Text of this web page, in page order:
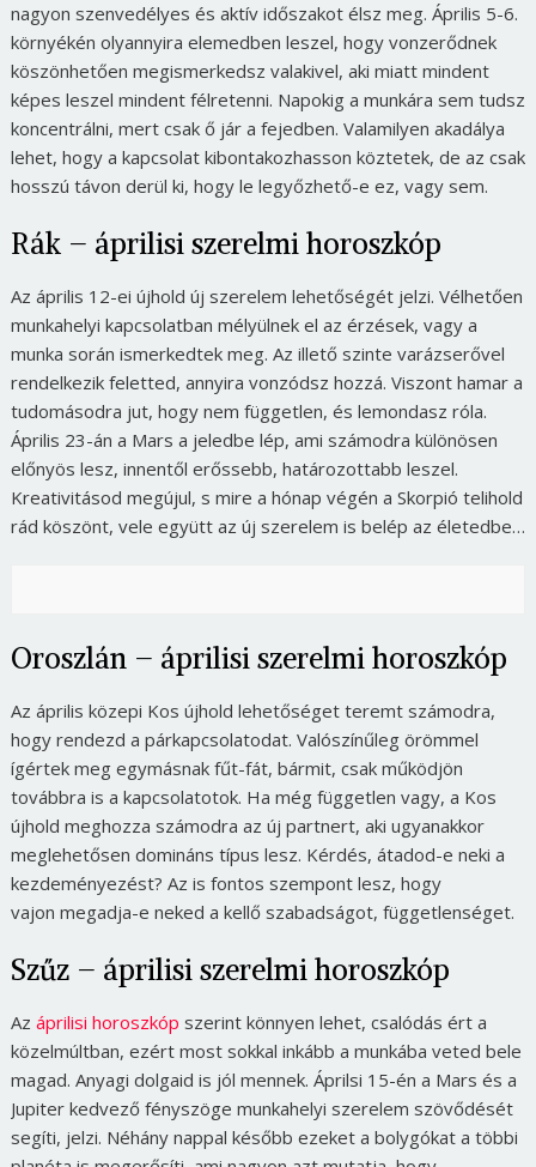
nagyon szenvedélyes és aktív időszakot élsz meg. Április 5-6.
környékén olyannyira elemedben leszel, hogy vonzerődnek
köszönhetően megismerkedsz valakivel, aki miatt mindent
képes leszel mindent félretenni. Napokig a munkára sem tudsz
koncentrálni, mert csak ő jár a fejedben. Valamilyen akadálya
lehet, hogy a kapcsolat kibontakozhasson köztetek, de az csak
hosszú távon derül ki, hogy le legyőzhető-e ez, vagy sem.
Rák – áprilisi szerelmi horoszkóp
Az április 12-ei újhold új szerelem lehetőségét jelzi. Vélhetően
munkahelyi kapcsolatban mélyülnek el az érzések, vagy a
munka során ismerkedtek meg. Az illető szinte varázserővel
rendelkezik feletted, annyira vonzódsz hozzá. Viszont hamar a
tudomásodra jut, hogy nem független, és lemondasz róla.
Április 23-án a Mars a jeledbe lép, ami számodra különösen
előnyös lesz, innentől erőssebb, határozottabb leszel.
Kreativitásod megújul, s mire a hónap végén a Skorpió telihold
rád köszönt, vele együtt az új szerelem is belép az életedbe…
Oroszlán – áprilisi szerelmi horoszkóp
Az április közepi Kos újhold lehetőséget teremt számodra,
hogy rendezd a párkapcsolatodat. Valószínűleg örömmel
ígértek meg egymásnak fűt-fát, bármit, csak működjön
továbbra is a kapcsolatotok. Ha még független vagy, a Kos
újhold meghozza számodra az új partnert, aki ugyanakkor
meglehetősen domináns típus lesz. Kérdés, átadod-e neki a
kezdeményezést? Az is fontos szempont lesz, hogy
vajon megadja-e neked a kellő szabadságot, függetlenséget.
Szűz – áprilisi szerelmi horoszkóp
Az áprilisi horoszkóp szerint könnyen lehet, csalódás ért a
közelmúltban, ezért most sokkal inkább a munkába veted bele
magad. Anyagi dolgaid is jól mennek. Áprilsi 15-én a Mars és a
Jupiter kedvező fényszöge munkahelyi szerelem szövődését
segíti, jelzi. Néhány nappal később ezeket a bolygókat a többi